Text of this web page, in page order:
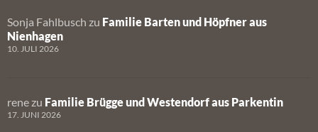
Sonja Fahlbusch zu Familie Barten und Höpfner aus
Nienhagen
10. JULI 2026
rene zu Familie Brügge und Westendorf aus Parkentin
17. JUNI 2026